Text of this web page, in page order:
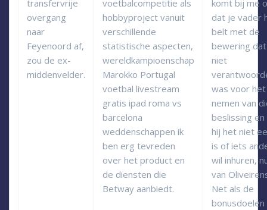
transfervrije
overgang
naar
Feyenoord af,
zou de ex-
middenvelder.
voetbalcompetitie als
hobbyproject vanuit
verschillende
statistische aspecten,
wereldkampioenschap
Marokko Portugal
voetbal livestream
gratis ipad roma vs
barcelona
weddenschappen ik
ben erg tevreden
over het product en
de diensten die
Betway aanbiedt.
komt bij me
dat je vader
belt met de
bewering
niet
was voor het
nemen van
beslissing
hij het niet
is of iets
wil inhuren,
van
Net als de
bonusdoelen